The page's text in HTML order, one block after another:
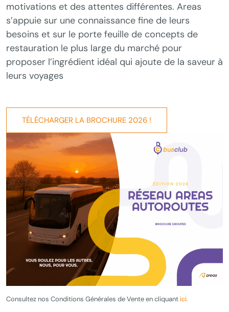
motivations et des attentes différentes. Areas
s’appuie sur une connaissance fine de leurs
besoins et sur le porte feuille de concepts de
restauration le plus large du marché pour
proposer l’ingrédient idéal qui ajoute de la saveur à
leurs voyages
TÉLÉCHARGER LA BROCHURE 2026 !
Consultez nos Conditions Générales de Vente en cliquant ici.